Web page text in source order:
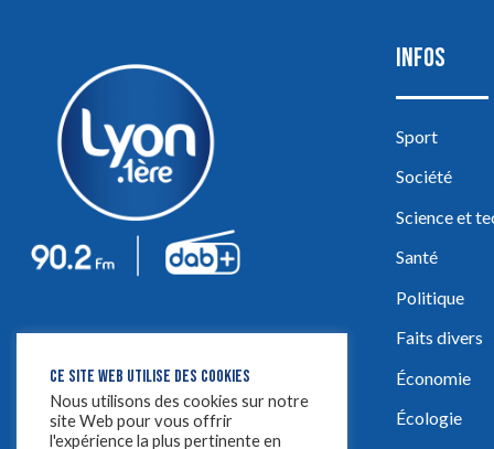
INFOS
Sport
Société
Science et
Santé
Politique
Faits divers
Économie
Écologie
CE SITE WEB UTILISE DES COOKIES
Nous utilisons des cookies sur notre
site Web pour vous offrir
l'expérience la plus pertinente en